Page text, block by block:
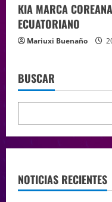
KIA MARCA
ECUATORIANO
Mariuxi Buenaño
BUSCAR
NOTICIAS RECIENTES